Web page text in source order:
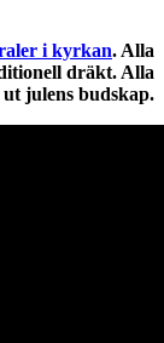
i kyrkan. Alla
dräkt. Alla
julens budskap.